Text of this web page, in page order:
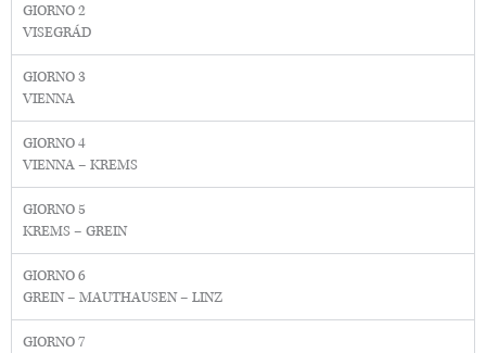
GIORNO 2
VISEGRÁD
GIORNO 3
VIENNA
GIORNO 4
VIENNA – KREMS
GIORNO 5
KREMS – GREIN
GIORNO 6
GREIN – MAUTHAUSEN – LINZ
GIORNO 7